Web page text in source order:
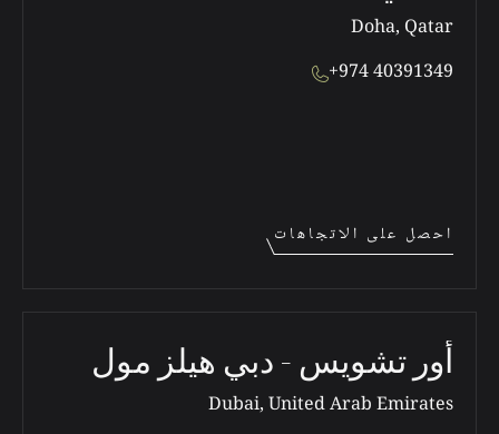
Doha, Qatar
+974 40391349
احصل على الاتجاهات
أور تشويس - دبي هيلز مول
Dubai, United Arab Emirates